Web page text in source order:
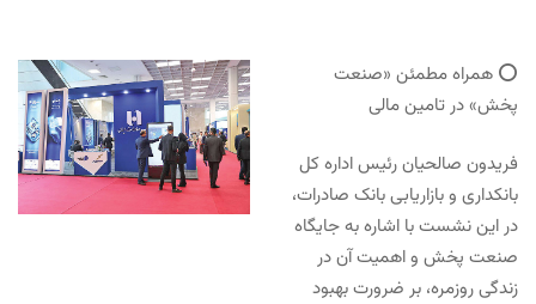
⭕️ همراه مطمئن «صنعت
پخش» در تامین مالی
فریدون صالحیان رئیس اداره کل
بانکداری و بازاریابی بانک صادرات،
در این نشست با اشاره به جایگاه
صنعت پخش و اهمیت آن در
زندگی روزمره، بر ضرورت بهبود